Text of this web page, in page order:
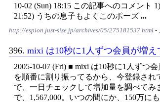
10-02 (Sun) 18:15 この記事へのコメント
21:52) うちの息子もよくこのポーズ ...
http://espion.just-size.jp/archives/05/275181537.html -
396. mixi は10秒に1人ずつ会員が増え
2005-10-07 (Fri) ■ mixi は10秒に1人ずつ
を順番に割り振ってるから、今登録さ
で、一日チェックして増加量を調べてみ
で、1,567,000。いつの間にか、150万に